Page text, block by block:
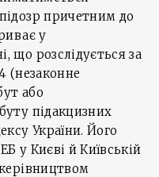
причетним до
у
що розслідується за
(незаконне
або
підакцизних
України. Його
у Києві й Київській